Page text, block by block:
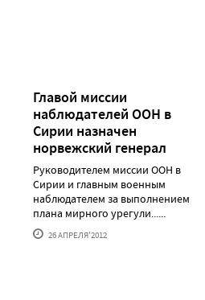
Главой миссии
наблюдателей ООН в
Сирии назначен
норвежский генерал
Руководителем миссии ООН в
Сирии и главным военным
наблюдателем за выполнением
плана мирного урегули......
26 АПРЕЛЯ'2012